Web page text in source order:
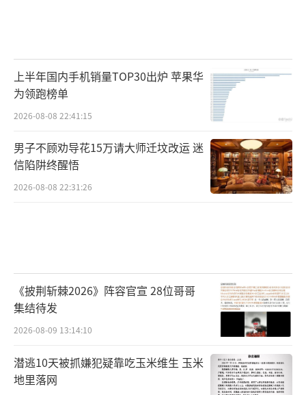
上半年国内手机销量TOP30出炉 苹果华
为领跑榜单
2026-08-08 22:41:15
男子不顾劝导花15万请大师迁坟改运 迷
信陷阱终醒悟
2026-08-08 22:31:26
《披荆斩棘2026》阵容官宣 28位哥哥
集结待发
2026-08-09 13:14:10
潜逃10天被抓嫌犯疑靠吃玉米维生 玉米
地里落网